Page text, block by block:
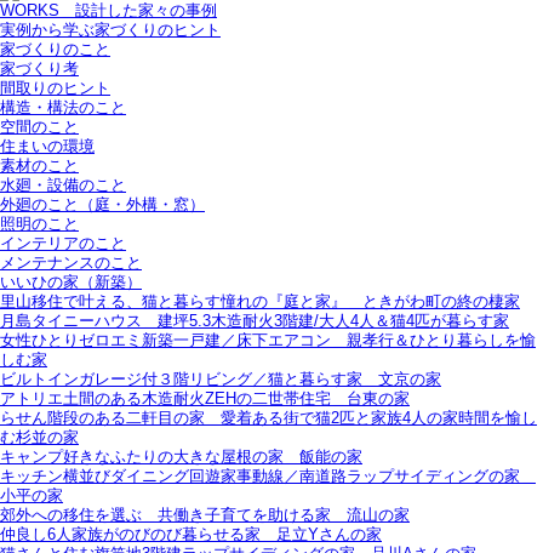
WORKS＿設計した家々の事例
実例から学ぶ家づくりのヒント
家づくりのこと
家づくり考
間取りのヒント
構造・構法のこと
空間のこと
住まいの環境
素材のこと
水廻・設備のこと
外廻のこと（庭・外構・窓）
照明のこと
インテリアのこと
メンテナンスのこと
いいひの家（新築）
里山移住で叶える、猫と暮らす憧れの『庭と家』＿ときがわ町の終の棲家
月島タイニーハウス＿建坪5.3木造耐火3階建/大人4人＆猫4匹が暮らす家
女性ひとりゼロエミ新築一戸建／床下エアコン＿親孝行＆ひとり暮らしを愉
しむ家
ビルトインガレージ付３階リビング／猫と暮らす家＿文京の家
アトリエ土間のある木造耐火ZEHの二世帯住宅＿台東の家
らせん階段のある二軒目の家＿愛着ある街で猫2匹と家族4人の家時間を愉し
む杉並の家
キャンプ好きなふたりの大きな屋根の家＿飯能の家
キッチン横並びダイニング回遊家事動線／南道路ラップサイディングの家＿
小平の家
郊外への移住を選ぶ＿共働き子育てを助ける家＿流山の家
仲良し6人家族がのびのび暮らせる家＿足立Yさんの家